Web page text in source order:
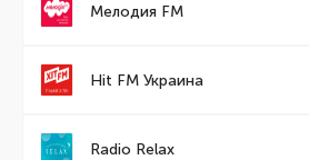
Мелодия FM
Hit FM Украина
Radio Relax